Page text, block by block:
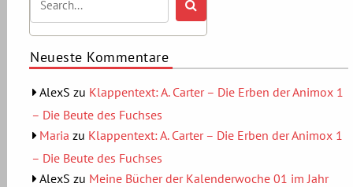
Neueste Kommentare
AlexS zu Klappentext: A. Carter – Die Erben der Animox 1
– Die Beute des Fuchses
Maria zu Klappentext: A. Carter – Die Erben der Animox 1
– Die Beute des Fuchses
AlexS zu Meine Bücher der Kalenderwoche 01 im Jahr